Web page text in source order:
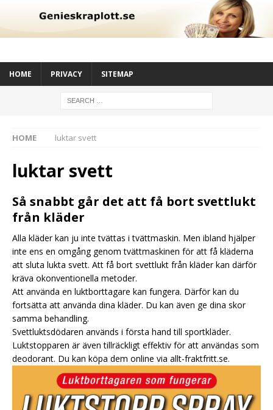
HOME PRIVACY SITEMAP
HOME luktar svett
luktar svett
Så snabbt går det att få bort svettlukt
från kläder
Alla kläder kan ju inte tvättas i tvättmaskin. Men ibland hjälper
inte ens en omgång genom tvättmaskinen för att få kläderna
att sluta lukta svett. Att få bort svettlukt från kläder kan därför
kräva okonventionella metoder.
Att använda en luktborttagare kan fungera. Därför kan du
fortsätta att använda dina kläder. Du kan även ge dina skor
samma behandling.
Svettluktsdödaren används i första hand till sportkläder.
Luktstopparen är även tillräckligt effektiv för att användas som
deodorant. Du kan köpa dem online via allt-fraktfritt.se.